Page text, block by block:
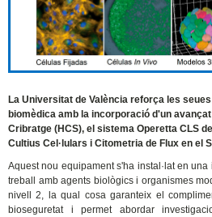
La Universitat de València reforça les
biomèdica amb la incorporació d'un
Cribratge (HCS), el sistema Operetta CLS
Cultius Cel·lulars i Citometria de Flux en el
Aquest nou equipament s'ha instal·lat en
treball amb agents biològics i organismes
nivell 2, la qual cosa garanteix el
bioseguretat i permet abordar